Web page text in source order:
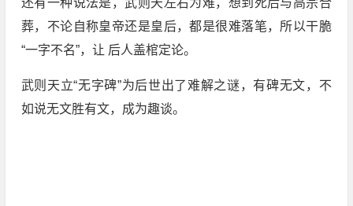
葬，不论自称皇帝还是皇后，都是很难落笔，所以干脆
“一字不名”，让 后人盖棺定论。
武则天立“无字碑”为后世出了难解之谜，有碑无文，不
如说无文胜有文，成为趣谈。